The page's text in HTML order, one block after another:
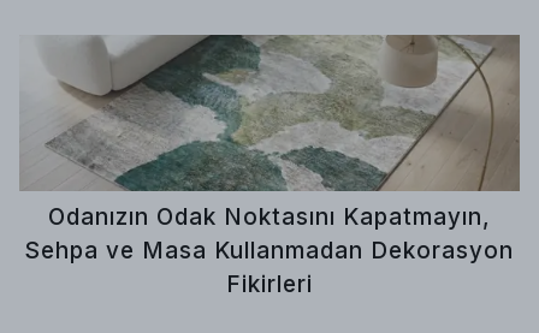
Odanızın Odak Noktasını Kapatmayın,
Sehpa ve Masa Kullanmadan Dekorasyon
Fikirleri